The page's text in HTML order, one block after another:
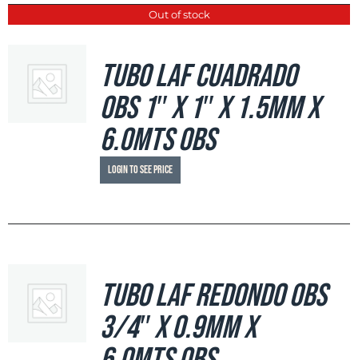
Out of stock
Tubo LAF Cuadrado
OBS 1″ x 1″ x 1.5mm x
6.0mts OBS
Login to see price
Tubo LAF Redondo OBS
3/4″ x 0.9mm x